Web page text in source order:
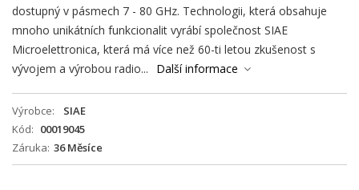
dostupný v pásmech 7 - 80 GHz. Technologii, která obsahuje
mnoho unikátních funkcionalit vyrábí společnost SIAE
Microelettronica, která má více než 60-ti letou zkušenost s
vývojem a výrobou radio...
Další informace
Výrobce
SIAE
Kód
00019045
Záruka 36 Měsíce